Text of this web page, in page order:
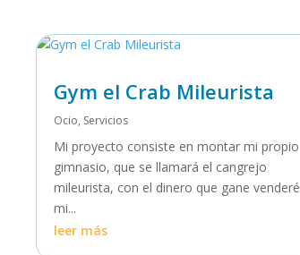
Gym el Crab Mileurista
Ocio, Servicios
Mi proyecto consiste en montar mi propio
gimnasio, que se llamará el cangrejo
mileurista, con el dinero que gane venderé
mi...
leer más